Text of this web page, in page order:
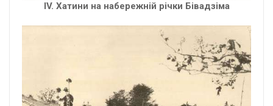
ІV. Хатини на набережній річки Бівадзіма